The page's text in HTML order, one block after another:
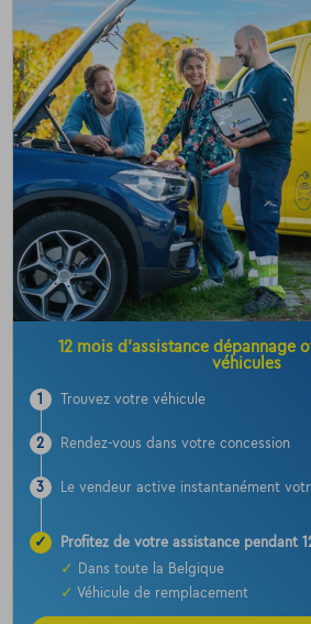
12 mois d’assistance dépannage
véhicules
1 Trouvez votre véhicule
2 Rendez-vous dans votre concession
3 Le vendeur active instantanément
✓
Profitez de votre assistance pendant
✓
Dans toute la Belgique
✓ Véhicule de remplacement